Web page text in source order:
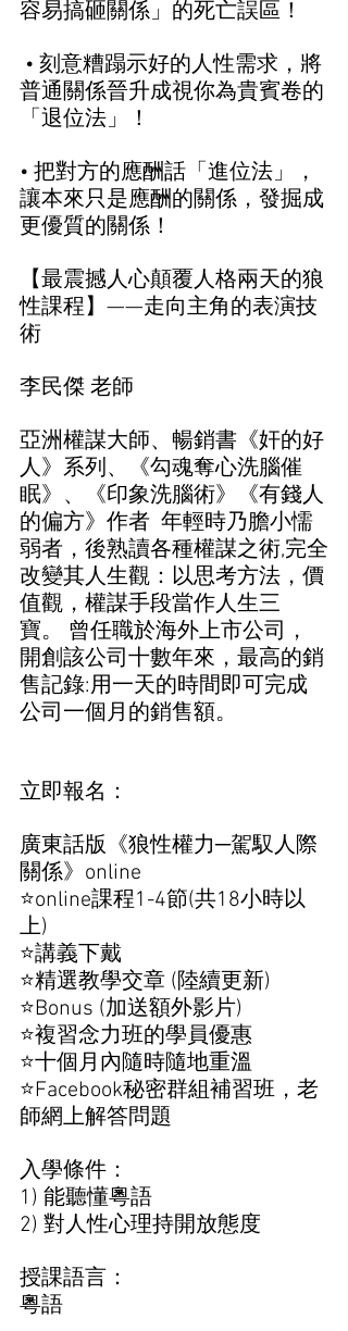
容易搞砸關係」的死亡誤區！
• 刻意糟蹋示好的人性需求，將
普通關係晉升成視你為貴賓卷的
「退位法」！
• 把對方的應酬話「進位法」，
讓本來只是應酬的關係，發掘成
更優質的關係！
【最震撼人心顛覆人格兩天的狼
性課程】——走向主角的表演技
術
李民傑 老師
亞洲權謀大師、暢銷書《奸的好
人》系列、《勾魂奪心洗腦催
眠》、《印象洗腦術》《有錢人
的偏方》作者  年輕時乃膽小懦
弱者，後熟讀各種權謀之術,完全
改變其人生觀：以思考方法，價
值觀，權謀手段當作人生三
寶。 曾任職於海外上市公司，
開創該公司十數年來，最高的銷
售記錄:用一天的時間即可完成
公司一個月的銷售額。
立即報名：
廣東話版《狼性權力─駕馭人際
關係》online
⭐online課程1-4節(共18小時以
上)
⭐講義下戴
⭐精選教學交章 (陸續更新)
⭐Bonus (加送額外影片)
⭐複習念力班的學員優惠
⭐十個月內隨時隨地重溫
⭐Facebook秘密群組補習班，老
師網上解答問題
入學條件：
1) 能聽懂粵語
2) 對人性心理持開放態度
授課語言：
粵語